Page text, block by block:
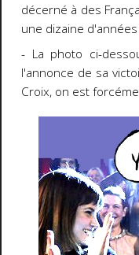
décerné à des
une dizaine
- La photo ci-
l'annonce de sa
Croix, on est